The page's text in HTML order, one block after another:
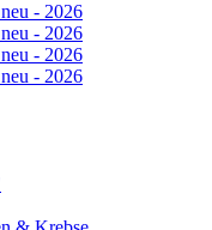
- 2026
- 2026
- 2026
- 2026